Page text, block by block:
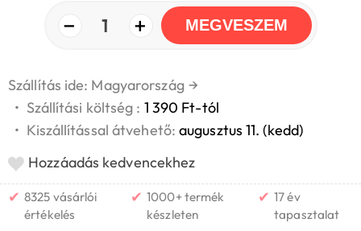
− 1 + MEGVESZEM
Szállítás ide: Magyarország →
• Szállítási költség : 1 390 Ft-tól
• Kiszállítással átvehető:augusztus 11. (kedd)
Hozzáadás kedvencekhez
✔ 8325 vásárlói
értékelés
✔ 1000+ termék
készleten
✔ 17 év
tapasztalat